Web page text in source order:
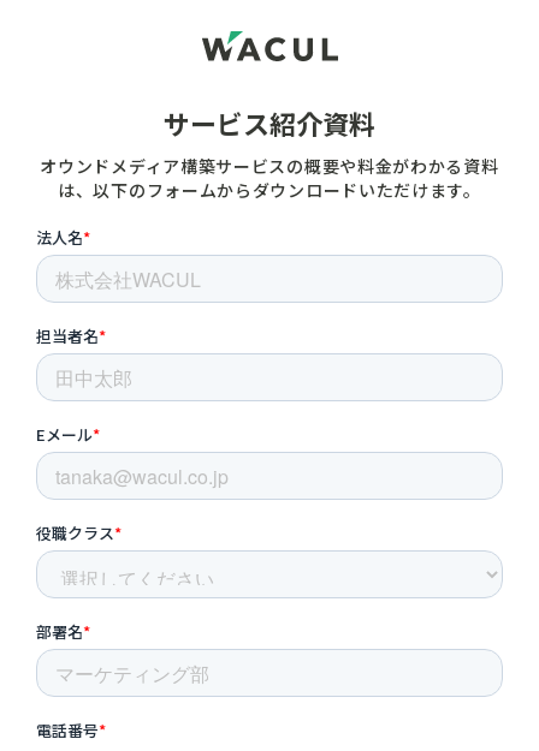
サービス紹介資料
オウンドメディア構築サービスの概要や料金がわかる資料
は、以下のフォームからダウンロードいただけます。